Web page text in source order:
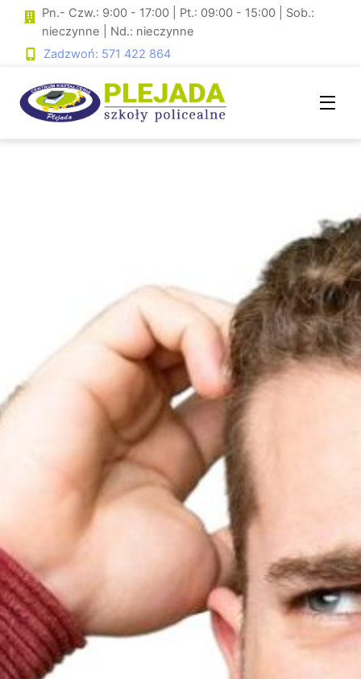
content
Pn.- Czw.: 9:00 - 17:00 | Pt.: 09:00 - 15:00 | Sob.:
nieczynne | Nd.: nieczynne
Zadzwoń: 571 422 864